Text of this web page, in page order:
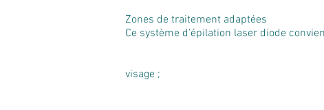
Zones de traitement adaptées
Ce système d’épilation laser diode
visage ;